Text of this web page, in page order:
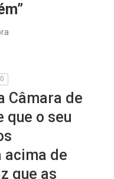
0
Câmara de
que o seu
acima de
que as